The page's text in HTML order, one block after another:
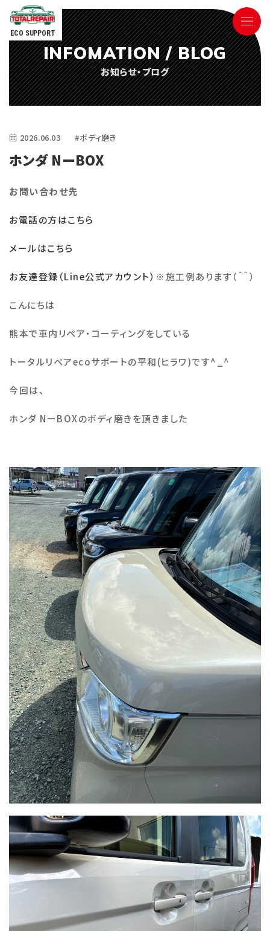
ECO SUPPORT
Tel.090-9498-3843
電話対応時間 ／ 9:00〜18:00
ごあいさつ
施工例
会社概要
お問い合わせ
公式SNS
INFOMATION / BLOG
お知らせ・ブログ
2026.06.03 #ボディ磨き
ホンダ NーBOX
お問い合わせ先
お電話の方はこちら
メールはこちら
お友達登録（Line公式アカウント） ※施工例あります（＾＾）
こんにちは
熊本で車内リペア・コーティングをしている
トータルリペアecoサポートの平和(ヒラワ)です^_^
今回は、
ホンダ NーBOXのボディ磨きを頂きました